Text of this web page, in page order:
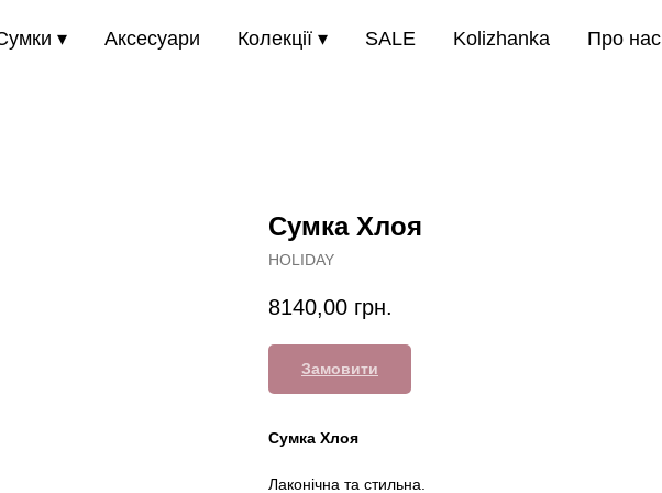
▾ Аксесуари Колекції ▾ SALE Kolizhanka Про нас
Сумка Хлоя
HOLIDAY
8140,00 грн.
Замовити
Сумка Хлоя
Лаконічна та стильна.